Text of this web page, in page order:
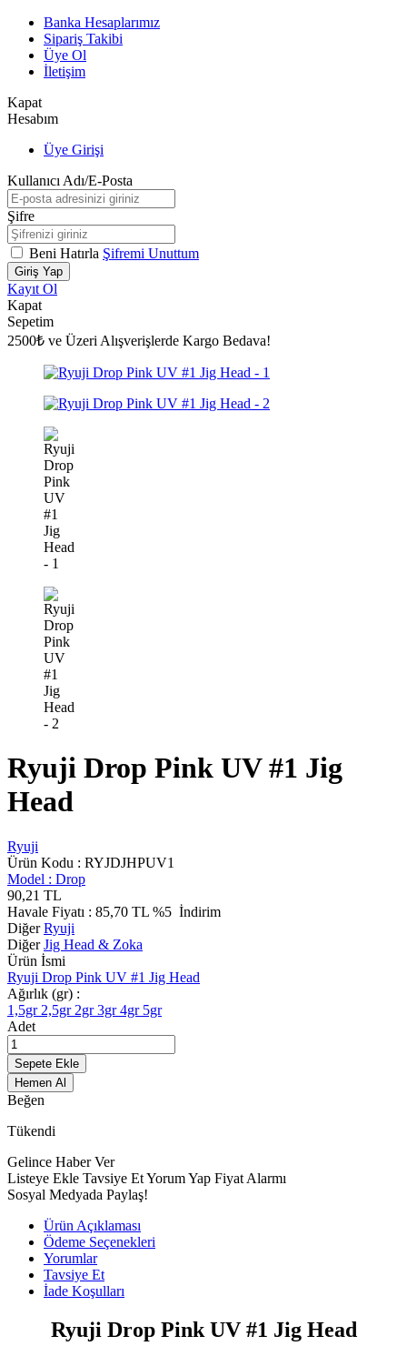
Banka Hesaplarımız
Sipariş Takibi
Üye Ol
İletişim
Kapat
Hesabım
Üye Girişi
Kullanıcı Adı/E-Posta
Şifre
Beni Hatırla Şifremi Unuttum
Giriş Yap
Kayıt Ol
Kapat
Sepetim
2500₺ ve Üzeri Alışverişlerde Kargo Bedava!
Ryuji Drop Pink UV #1 Jig
Head
Ryuji
Ürün Kodu : RYJDJHPUV1
Model : Drop
90,21 TL
Havale Fiyatı : 85,70 TL %5 İndirim
DiğerRyuji
DiğerJig Head & Zoka
Ürün İsmi
Ryuji Drop Pink UV #1 Jig Head
Ağırlık (gr) :
1,5gr 2,5gr 2gr 3gr 4gr 5gr
Adet
Sepete Ekle
Hemen Al
Beğen
Tükendi
Gelince Haber Ver
Listeye Ekle Tavsiye EtYorum Yap Fiyat Alarmı
Sosyal Medyada Paylaş!
Ürün Açıklaması
Ödeme Seçenekleri
Yorumlar
Tavsiye Et
İade Koşulları
Ryuji Drop Pink UV #1 Jig Head